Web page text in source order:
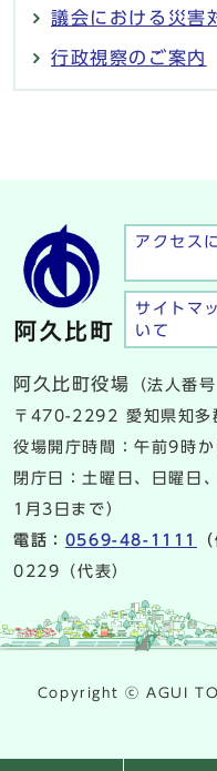
議会における災害
行政視察のご案内
アクセス
サイトマ
いて
阿久比町役場
（法人番
〒470-2292 愛知県知多
役場開庁時間：午前9時
閉庁日：土曜日、日曜日
1月3日まで）
電話： 0569-48-1111
0229（代表）
Copyright ⓒ AGUI